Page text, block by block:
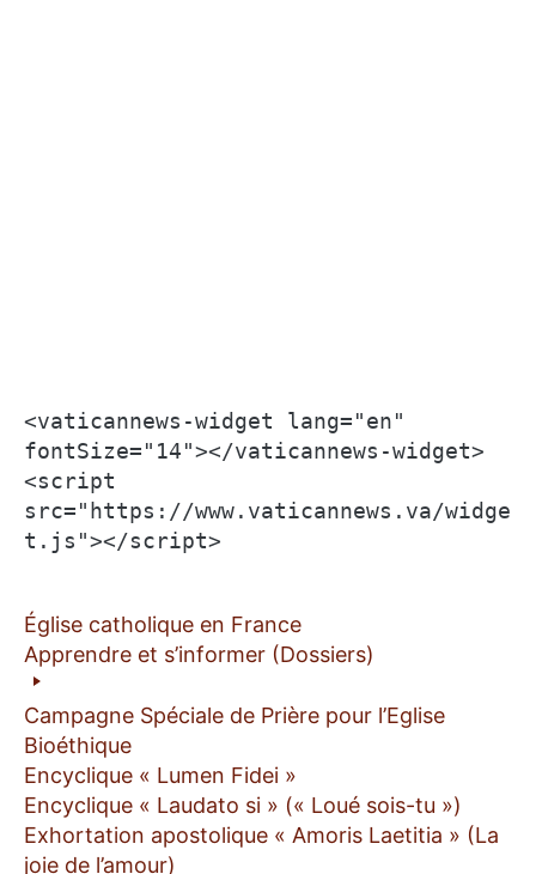
<vaticannews-widget lang="en"
fontSize="14"></vaticannews-widget>
<script
src="https://www.vaticannews.va/widge
t.js"></script>
Église catholique en France
Apprendre et s’informer (Dossiers)
Campagne Spéciale de Prière pour l’Eglise
Bioéthique
Encyclique « Lumen Fidei »
Encyclique « Laudato si » (« Loué sois-tu »)
Exhortation apostolique « Amoris Laetitia » (La
joie de l’amour)